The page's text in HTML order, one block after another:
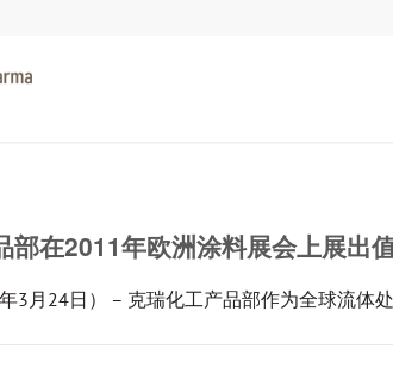
部在2011年欧洲涂料展会上展出
3月24日） – 克瑞化工产品部作为全球流体